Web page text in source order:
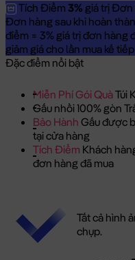
Tích Điểm 3% giá trị Đơn
Đơn hàng sau khi hoàn
điểm = 3% giá trị đơn hàng
giảm giá cho lần mua kế tiếp
Đặc điểm nổi bật
Miễn Phí Gói QuàTúi
Gấu nhồi 100% gòn
Bảo Hành Gấu được
tại cửa hàng
Tích Điểm Khách
đơn hàng đã mua
Tất cả hình
chụp.